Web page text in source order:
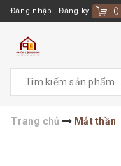
Đăng nhập Đăng ký ()
Trang chủ Mắt thần